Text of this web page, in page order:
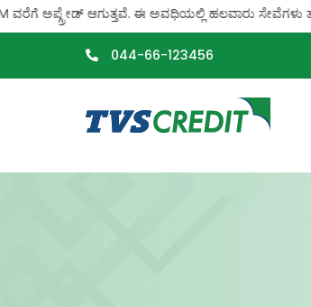
ಆಗುತ್ತವೆ. ಈ ಅವಧಿಯಲ್ಲಿ ಹಲವಾರು ಸೇವೆಗಳು
044-66-123456